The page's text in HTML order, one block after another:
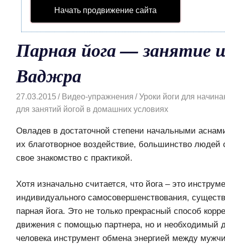
Начать продвижение сайта
Парная йога — занятие
Ваджра
27.03.2015 Видео-упражнения
Уроки йоги для
для занятий йогой в домашних условиях
Овладев в достаточной степени начальными
их благотворное воздействие, большинство людей
свое знакомство с практикой.
Хотя изначально считается, что йога – это
индивидуального самосовершенствования,
парная йога. Это не только прекрасный способ
движения с помощью партнера, но и необходимый
человека инструмент обмена энергией между